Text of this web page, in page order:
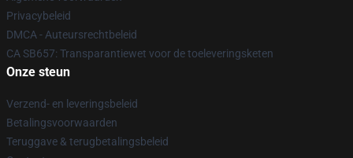
Privacybeleid
DMCA - Auteursrechtbeleid
CA SB657: Transparantiewet voor de toeleveringsketen
Onze steun
Verzend- en leveringsbeleid
Betalingsvoorwaarden
Teruggave & terugbetalingsbeleid